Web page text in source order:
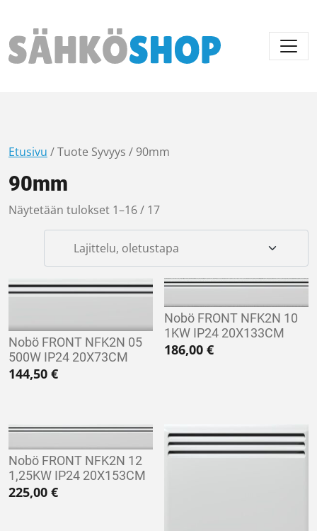
Päävalikko
Etusivu / Tuote Syvyys / 90mm
90mm
Näytetään tulokset 1–16 / 17
Nobö FRONT NFK2N 05
500W IP24 20X73CM
144,50 €
Nobö FRONT NFK2N 10
1KW IP24 20X133CM
186,00€
Nobö FRONT NFK2N 12
1,25KW IP24 20X153CM
225,00 €